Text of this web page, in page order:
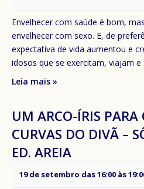
Envelhecer com saúde é bom,
envelhecer com sexo. E, de
expectativa de vida aumentou e
idosos que se exercitam, viajam e
Leia mais »
UM ARCO-ÍRIS
CURVAS DO DIVÃ –
ED. AREIA
19 de setembro das 16:00 às